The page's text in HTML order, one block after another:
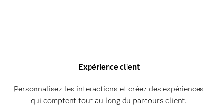
Expérience client
Personnalisez les interactions et créez des expériences
qui comptent tout au long du parcours client.